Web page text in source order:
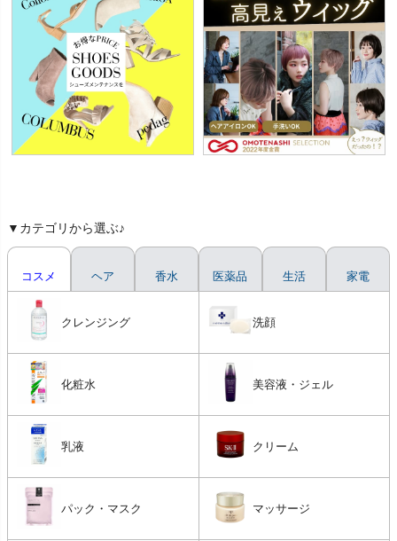
▼カテゴリから選ぶ♪
コスメ
クレンジング 洗顔
化粧水 美容液・ジェル
乳液 クリーム
パック・マスク マッサージ
ヘア 香水 医薬品 生活 家電